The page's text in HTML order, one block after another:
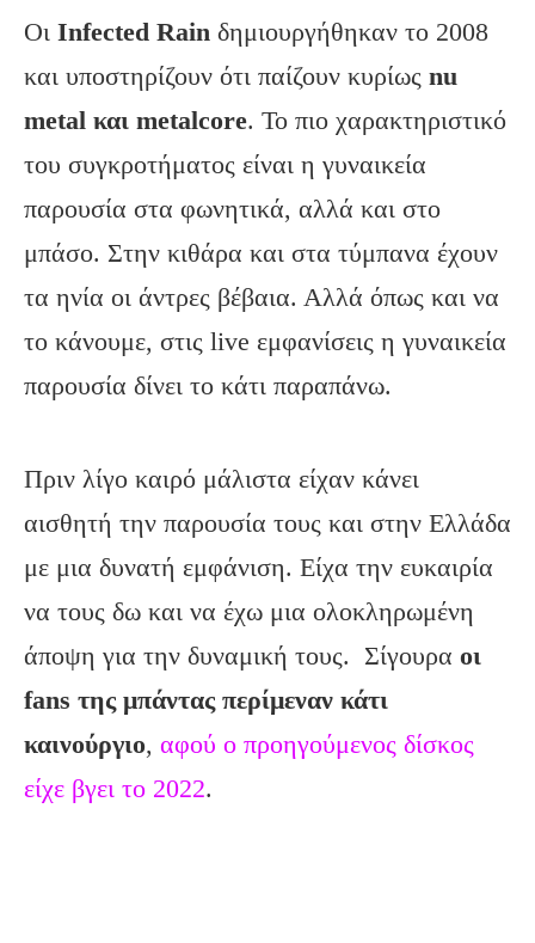
Οι Infected Rain δημιουργήθηκαν το 2008
και υποστηρίζουν ότι παίζουν κυρίως nu
metal και metalcore. Το πιο χαρακτηριστικό
του συγκροτήματος είναι η γυναικεία
παρουσία στα φωνητικά, αλλά και στο
μπάσο. Στην κιθάρα και στα τύμπανα έχουν
τα ηνία οι άντρες βέβαια. Αλλά όπως και να
το κάνουμε, στις live εμφανίσεις η γυναικεία
παρουσία δίνει το κάτι παραπάνω.
Πριν λίγο καιρό μάλιστα είχαν κάνει
αισθητή την παρουσία τους και στην Ελλάδα
με μια δυνατή εμφάνιση. Είχα την ευκαιρία
να τους δω και να έχω μια ολοκληρωμένη
άποψη για την δυναμική τους. Σίγουρα οι
fans της μπάντας περίμεναν κάτι
καινούργιο, αφού ο προηγούμενος δίσκος
είχε βγει το 2022.